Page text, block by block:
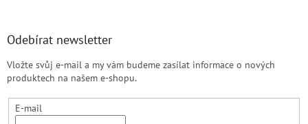
Odebírat newsletter
Vložte svůj e-mail a my vám budeme zasílat informace o nových
produktech na našem e-shopu.
E-mail